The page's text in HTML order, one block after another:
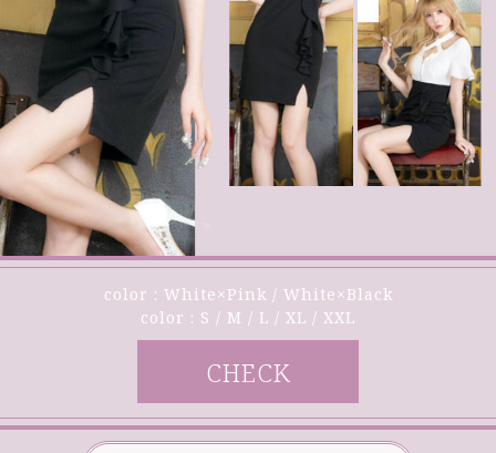
color : White×Pink / White×Black
color : S / M / L / XL / XXL
CHECK